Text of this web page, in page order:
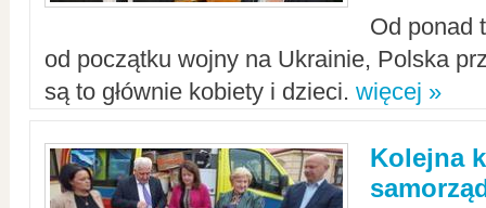
Od ponad
od początku wojny na Ukrainie, Polska
są to głównie kobiety i dzieci. więcej »
Kolejna